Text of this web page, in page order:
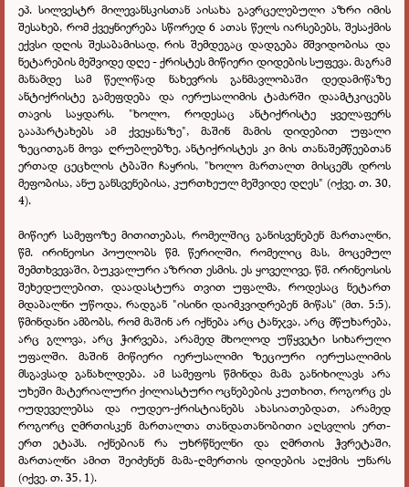
ეპ. სილვესტრ მილევანსკისთან აისახა გავრცელებული აზრი იმის
შესახებ, რომ ქვეყნიერება სწორედ 6 ათას წელს იარსებებს, შესაქმის
ექვსი დღის შესაბამისად, რის შემდეგაც დადგება მშვიდობისა და
ნეტარების მეშვიდე დღე - ქრისტეს მიწიერი დიდების სუფევა. მაგრამ
მანამდე სამ წელიწად ნახევრის განმავლობაში დედამიწაზე
ანტიქრისტე გამეფდება და იერუსალიმის ტაძარში დაამტკიცებს
თავის საყდარს. "ხოლო, როდესაც ანტიქრისტე ყველაფერს
გააპარტახებს ამ ქვეყანაზე", მაშინ მამის დიდებით უფალი
ზეცითგან მოვა ღრუბლებზე, ანტიქრისტეს კი მის თანაშემწეებთან
ერთად ცეცხლის ტბაში ჩაყრის, "ხოლო მართალთ მისცემს დროს
მეფობისა, ანუ განსვენებისა, კურთხეულ მეშვიდე დღეს" (იქვე. თ. 30,
4).
მიწიერ სამეფოზე მითითებას, რომელშიც განისვენებენ მართალნი,
წმ. ირინეოსი პოულობს წმ. წერილში, რომელიც მას, მოცემულ
შემთხვევაში, ბუკვალური აზრით ესმის. ეს ყოველივე, წმ. ირინეოსის
შეხედულებით, დაადასტურა თვით უფალმა, როდესაც ნეტართ
მდაბალნი უწოდა, რადგან "ისინი დაიმკვიდრებენ მიწას" (მთ. 5:5).
წმინდანი ამბობს, რომ მაშინ არ იქნება არც ტანჯვა, არც მწუხარება,
არც გლოვა, არც ჭირვება, არამედ მხოლოდ უწყვეტი სიხარული
უფალში. მაშინ მიწიერი იერუსალიმი ზეციური იერუსალიმის
მსგავსად განახლდება. ამ სამეფოს წმინდა მამა განიხილავს არა
უხეში მატერიალური ქილიასტური ოცნებების კუთხით, როგორც ეს
იუდეველებსა და იუდეო-ქრისტიანებს ახასიათებდათ, არამედ
როგორც ღმრთისკენ მართალთა თანდათანობითი აღსვლის ერთ-
ერთ ეტაპს. იქნებიან რა უხრწნელნი და ღმრთის ჭვრეტაში,
მართალნი ამით შეიძენენ მამა-ღმერთის დიდების აღქმის უნარს
(იქვე. თ. 35, 1).